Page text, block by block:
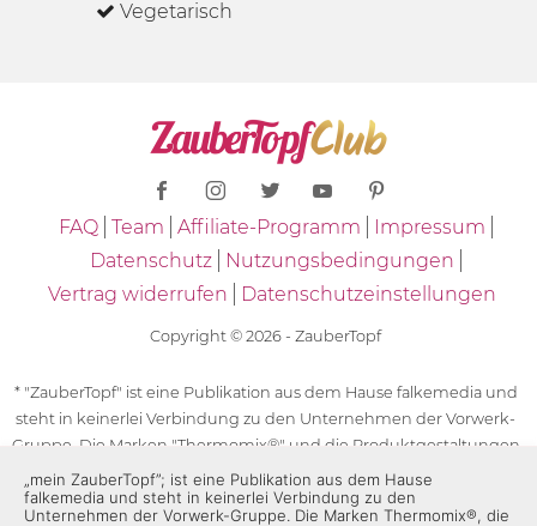
Vegetarisch
FAQ Team Affiliate-Programm
Impressum
Datenschutz
Nutzungsbedingungen
Vertrag widerrufen
Datenschutzeinstellungen
Copyright © 2026 - ZauberTopf
* "ZauberTopf" ist eine Publikation aus dem Hause falkemedia und
steht in keinerlei Verbindung zu den Unternehmen der Vorwerk-
Gruppe. Die Marken "Thermomix®" und die Produktgestaltungen
des "Thermomix®" sind eingetragene Marken der Unternehmen
der Vorwerk-Gruppe. Die Marken Thermomix®, die Zeichen TM5®,
„mein ZauberTopf”; ist eine Publikation aus dem Hause
falkemedia und steht in keinerlei Verbindung zu den
Unternehmen der Vorwerk-Gruppe. Die Marken Thermomix®, die